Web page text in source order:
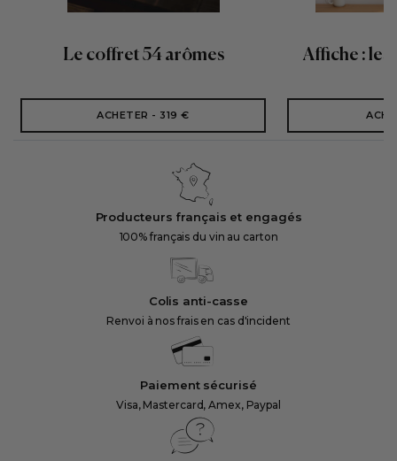
Le coffret 54 arômes
ACHETER - 319 €
Affiche : les
Producteurs français et engagés
100% français du vin au carton
Colis anti-casse
Renvoi à nos frais en cas d'incident
Paiement sécurisé
Visa, Mastercard, Amex, Paypal